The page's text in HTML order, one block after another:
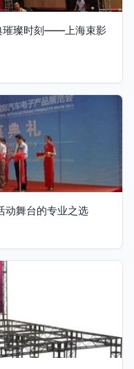
璀璨时刻——上海束影
动舞台的专业之选